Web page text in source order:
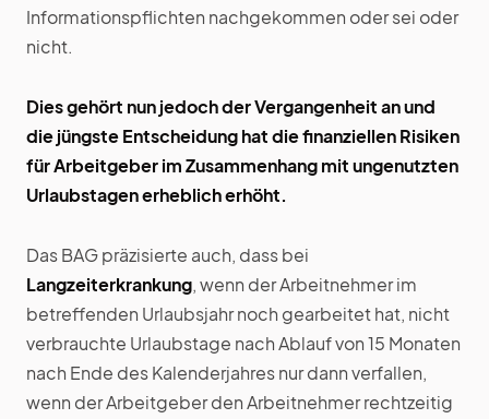
Informationspflichten nachgekommen oder sei oder
nicht.
Dies gehört nun jedoch der Vergangenheit an und
die jüngste Entscheidung hat die finanziellen Risiken
für Arbeitgeber im Zusammenhang mit ungenutzten
Urlaubstagen erheblich erhöht.
Das BAG präzisierte auch, dass bei
Langzeiterkrankung, wenn der Arbeitnehmer im
betreffenden Urlaubsjahr noch gearbeitet hat, nicht
verbrauchte Urlaubstage nach Ablauf von 15 Monaten
nach Ende des Kalenderjahres nur dann verfallen,
wenn der Arbeitgeber den Arbeitnehmer rechtzeitig